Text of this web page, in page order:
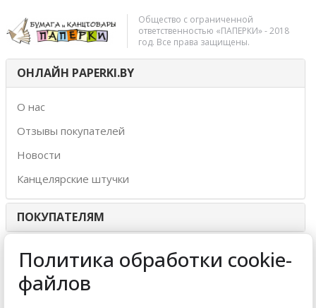
Общество с ограниченной
ответственностью «ПАПЕРКИ» - 2018
год. Все права защищены.
ОНЛАЙН PAPERKI.BY
О нас
Отзывы покупателей
Новости
Канцелярские штучки
ПОКУПАТЕЛЯМ
ИНТЕРНЕТ-МАГАЗИН
МЫ ПРИНИМАЕМ
Политика обработки cookie-
файлов